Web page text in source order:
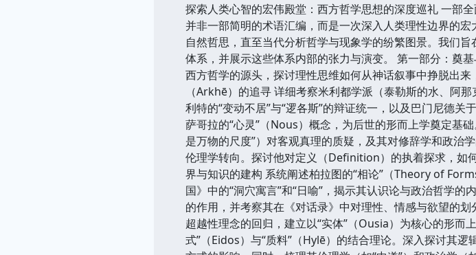
探索人类心智的宏伟殿堂：西方哲学思想的深度巡礼 一部
并非一部简明的术语汇编，而是一次深入人类理性边界的
自然哲思，直至当代分析哲学与现象学的纷繁图景。我们
体系，并展示这些体系内部的张力与演变。 第一部分：奠
西方哲学的源头，探讨理性思维如何从神话叙事中挣脱出
（Arkhē）的追寻 详细考察米利都学派（泰勒斯的水、阿
利特的“变动不居”与“逻各斯”的辩证统一，以及巴门尼德
萨哥拉的“心灵”（Nous）概念，为后世的形而上学奠定基
是万物的尺度”）对客观真理的质疑，及其对修辞学和政治
伦理学转向。探讨他对定义（Definition）的执着探求，如
界与知识的建构 系统阐述柏拉图的“相论”（Theory of
国》中的“洞穴寓言”和“日喻”，揭示其认识论与政治哲学
的作用，并考察其在《对话录》中对理性、情感与欲望的
超越性理念的回归，建立以“实体”（Ousia）为核心的形而
式”（Eidos）与“质料”（Hylē）的结合理论。深入探讨其